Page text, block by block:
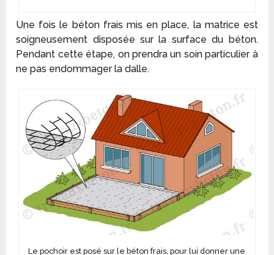
Une fois le béton frais mis en place, la matrice est
soigneusement disposée sur la surface du béton.
Pendant cette étape, on prendra un soin particulier à
ne pas endommager la dalle.
Le pochoir est posé sur le béton frais, pour lui donner une